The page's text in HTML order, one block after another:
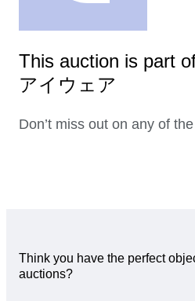
This auction is part
アイウェア
Don’t miss out on any of
Think you have the perfect
auctions?